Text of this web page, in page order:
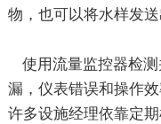
物，也可以将水样发
使用流量监控器检测
漏，仪表错误和操作
许多设施经理依靠定